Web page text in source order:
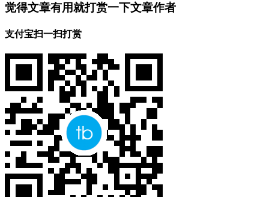
觉得文章有用就打赏一下文章作者
支付宝扫一扫打赏